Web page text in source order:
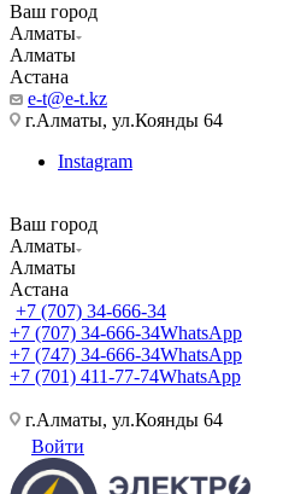
Ваш город
Алматы
Алматы
Астана
e-t@e-t.kz
г.Алматы, ул.Коянды 64
Instagram
Ваш город
Алматы
Алматы
Астана
+7 (707) 34-666-34
+7 (707) 34-666-34WhatsApp
+7 (747) 34-666-34WhatsApp
+7 (701) 411-77-74WhatsApp
г.Алматы, ул.Коянды 64
Войти